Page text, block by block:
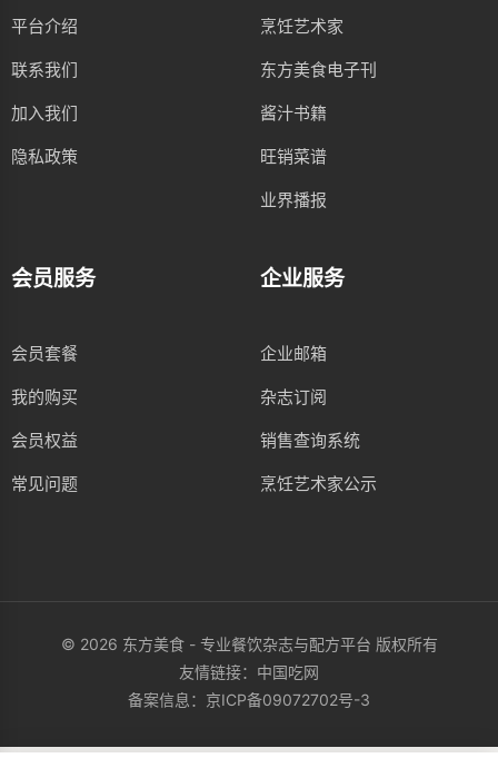
平台介绍
联系我们
加入我们
隐私政策
烹饪艺术家
东方美食电子刊
酱汁书籍
旺销菜谱
业界播报
会员服务
会员套餐
我的购买
会员权益
常见问题
企业服务
企业邮箱
杂志订阅
销售查询系统
烹饪艺术家公示
© 2026 东方美食 - 专业餐饮杂志与配方平台 版权所有
友情链接： 中国吃网
备案信息： 京ICP备09072702号-3